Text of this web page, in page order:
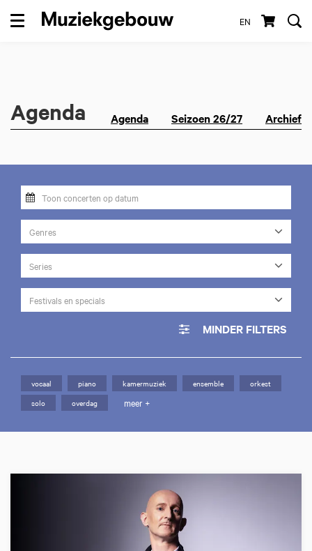
EN
Menu
Agenda Seizoen 26/27 Archief
Agenda
Genres
Series
Festivals en specials
MINDER FILTERS
vocaal piano kamermuziek ensemble
orkest
solo
overdag meer +